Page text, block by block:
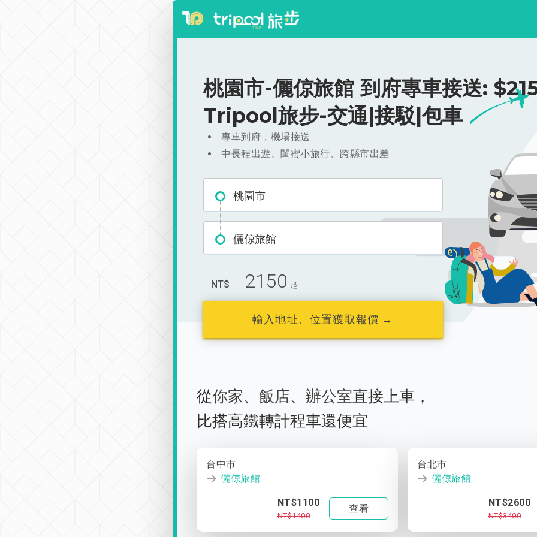
桃園市-儷倞旅館 到府專車接送:
Tripool旅步-交通|接駁|包車
專車到府，機場接送
中長程出遊、閨蜜小旅行、跨縣市出差
桃園市
儷倞旅館
NT$ 2150 起
輸入地址、位置獲取報價 →
從你家、 飯店、 辦公室直接上車，
比搭高鐵轉計程車還便宜
台中市
儷倞旅館
NT$1100
NT$1400
查看
台北市
儷倞旅館
NT$2600
NT$3400